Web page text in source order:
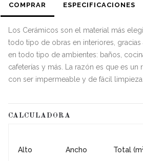
COMPRAR ESPECIFICACIONES
Los Cerámicos son el material más
todo tipo de obras en interiores, gracias
en todo tipo de ambientes: baños,
cafeterías y más. La razón es que es
con ser impermeable y de fácil limpieza.
CALCULADORA
Alto Ancho Total (m